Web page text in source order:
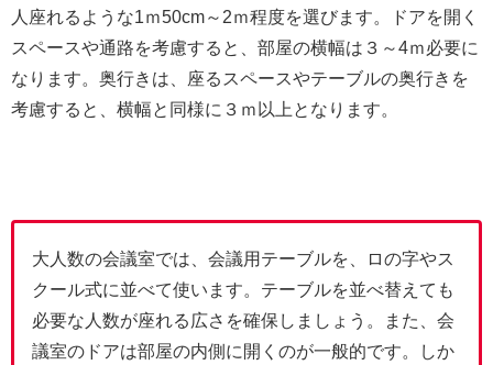
人座れるような1ｍ50cm～2ｍ程度を選びます。ドアを開く
スペースや通路を考慮すると、部屋の横幅は３～4ｍ必要に
なります。奥行きは、座るスペースやテーブルの奥行きを
考慮すると、横幅と同様に３ｍ以上となります。
大人数の会議室では、会議用テーブルを、ロの字やス
クール式に並べて使います。テーブルを並べ替えても
必要な人数が座れる広さを確保しましょう。また、会
議室のドアは部屋の内側に開くのが一般的です。しか